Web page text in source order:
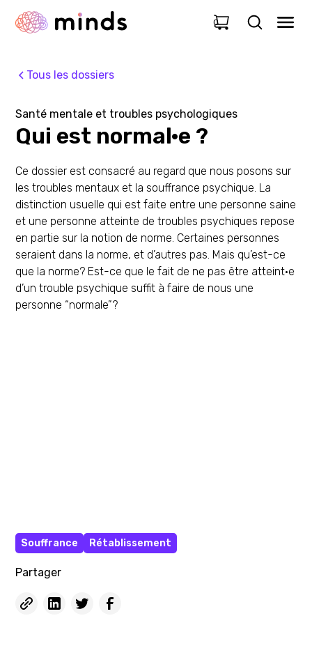
0
Tous les dossiers
Santé mentale et troubles psychologiques
Qui est normal·e ?
Ce dossier est consacré au regard que nous posons sur
les troubles mentaux et la souffrance psychique. La
distinction usuelle qui est faite entre une personne saine
et une personne atteinte de troubles psychiques repose
en partie sur la notion de norme. Certaines personnes
seraient dans la norme, et d’autres pas. Mais qu’est-ce
que la norme? Est-ce que le fait de ne pas être atteint·e
d’un trouble psychique suffit à faire de nous une
personne “normale”?
Souffrance Rétablissement
Partager